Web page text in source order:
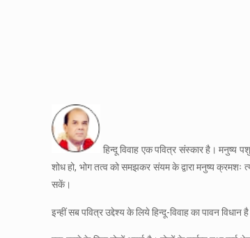
हिन्दू विवाह एक पवित्र संस्कार है। मनुष्य
शोध हो, भोग तत्व को समझकर संयम के द्वारा मनुष्य क्रमशः
सकें।
इन्हीं सब पवित्र उद्देश्य के लिये हिन्दू-विवाह का पावन